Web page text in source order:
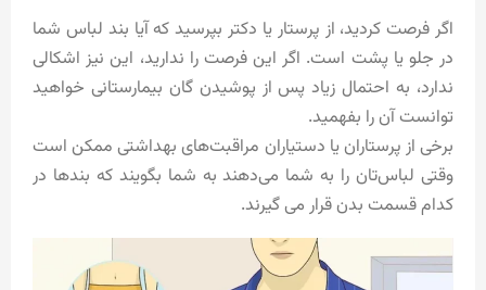
اگر فرصت کردید، از پرستار یا دکتر بپرسید که آیا بند لباس شما
در جلو یا پشت است. اگر این فرصت را ندارید، این نیز اشکالی
ندارد، به احتمال زیاد پس از پوشیدن گان بیمارستانی خواهید
توانست آن را بفهمید.
برخی از پرستاران یا دستیاران مراقبت‌های بهداشتی ممکن است
وقتی لباس‌تان را به شما می‌دهند به شما بگویند که بندها در
کدام قسمت بدن قرار می گیرند.